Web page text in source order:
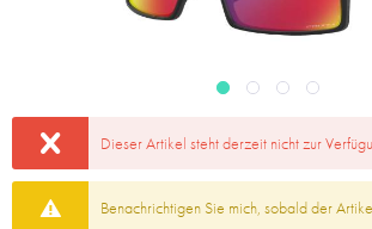
Dieser Artikel steht derzeit nicht zur
Benachrichtigen Sie mich, sobald der